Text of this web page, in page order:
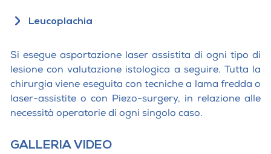
Leucoplachia
Si esegue asportazione laser assistita di ogni tipo di
lesione con valutazione istologica a seguire. Tutta la
chirurgia viene eseguita con tecniche a lama fredda o
laser-assistite o con Piezo-surgery, in relazione alle
necessità operatorie di ogni singolo caso.
GALLERIA VIDEO